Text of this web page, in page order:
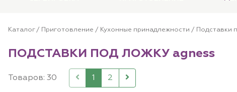
Каталог/ Приготовление / Кухонные принадлежности / Подставки
ПОДСТАВКИ ПОД ЛОЖКУ agness
Товаров: 30 1 2